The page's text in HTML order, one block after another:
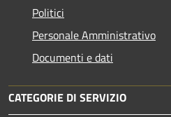
Politici
Personale Amministrativo
Documenti e dati
CATEGORIE DI SERVIZIO